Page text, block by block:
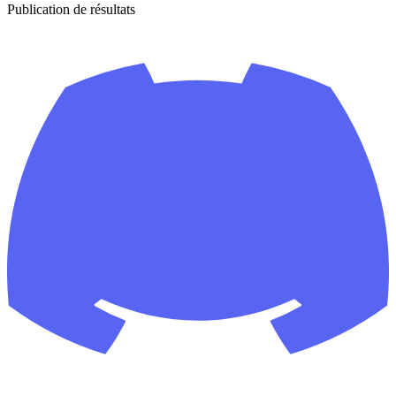
Publication de résultats